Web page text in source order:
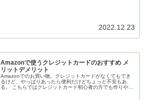
2022.12.23
Amazonで使うクレジットカードのおすすめ メ
リットデメリット
Amazonでのお買い物。クレジットカードがなくてもでき
るけど、やっぱりあったら便利だけどちょっと不安もあ
る。 こちらではクレジットカード初心者の方でも作りやす